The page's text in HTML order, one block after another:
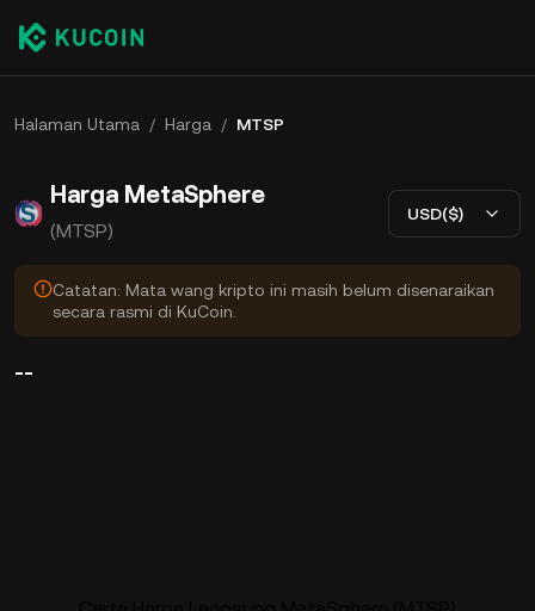
Halaman Utama / Harga / MTSP
Harga MetaSphere
(MTSP)
USD($)
Catatan: Mata wang kripto ini masih belum disenaraikan
secara rasmi di KuCoin.
--